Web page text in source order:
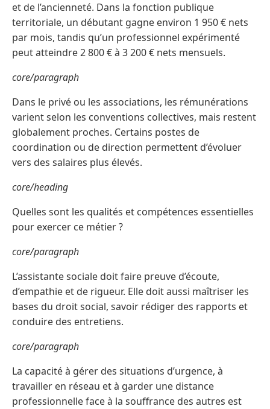
et de l’ancienneté. Dans la fonction publique
territoriale, un débutant gagne environ 1 950 € nets
par mois, tandis qu’un professionnel expérimenté
peut atteindre 2 800 € à 3 200 € nets mensuels.
core/paragraph
Dans le privé ou les associations, les rémunérations
varient selon les conventions collectives, mais restent
globalement proches. Certains postes de
coordination ou de direction permettent d’évoluer
vers des salaires plus élevés.
core/heading
Quelles sont les qualités et compétences essentielles
pour exercer ce métier ?
core/paragraph
L’assistante sociale doit faire preuve d’écoute,
d’empathie et de rigueur. Elle doit aussi maîtriser les
bases du droit social, savoir rédiger des rapports et
conduire des entretiens.
core/paragraph
La capacité à gérer des situations d’urgence, à
travailler en réseau et à garder une distance
professionnelle face à la souffrance des autres est